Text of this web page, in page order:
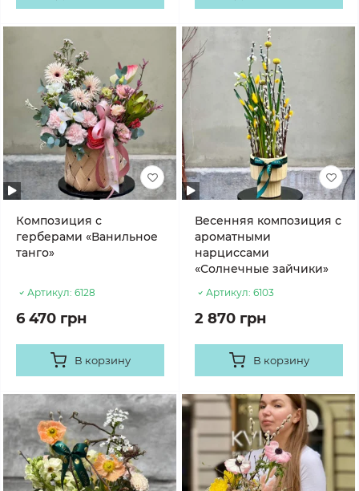
Композиция с
герберами «Ванильное
танго»
Артикул: 6128
6 470 грн
В корзину
Весенняя композиция с
ароматными
нарциссами
«Солнечные зайчики»
Артикул: 6103
2 870 грн
В корзину